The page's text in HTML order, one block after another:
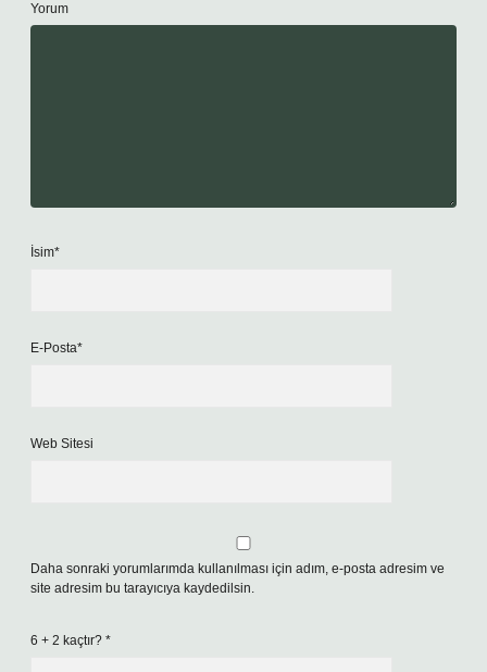
Yorum
İsim*
E-Posta*
Web Sitesi
Daha sonraki yorumlarımda kullanılması için adım, e-posta adresim ve
site adresim bu tarayıcıya kaydedilsin.
6 + 2 kaçtır? *